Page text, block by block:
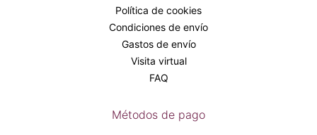
Política de cookies
Condiciones de envío
Gastos de envío
Visita virtual
FAQ
Métodos de pago